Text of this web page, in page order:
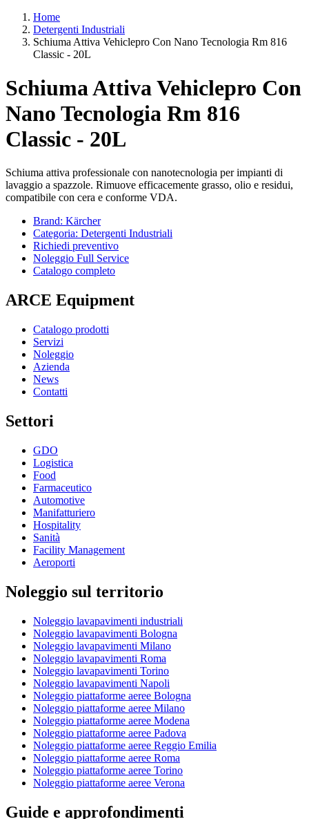
Home
Detergenti Industriali
Schiuma Attiva Vehiclepro Con Nano Tecnologia Rm 816
Classic - 20L
Schiuma Attiva Vehiclepro Con
Nano Tecnologia Rm 816
Classic - 20L
Schiuma attiva professionale con nanotecnologia per impianti di
lavaggio a spazzole. Rimuove efficacemente grasso, olio e residui,
compatibile con cera e conforme VDA.
Brand: Kärcher
Categoria: Detergenti Industriali
Richiedi preventivo
Noleggio Full Service
Catalogo completo
ARCE Equipment
Catalogo prodotti
Servizi
Noleggio
Azienda
News
Contatti
Settori
GDO
Logistica
Food
Farmaceutico
Automotive
Manifatturiero
Hospitality
Sanità
Facility Management
Aeroporti
Noleggio sul territorio
Noleggio lavapavimenti industriali
Noleggio lavapavimenti Bologna
Noleggio lavapavimenti Milano
Noleggio lavapavimenti Roma
Noleggio lavapavimenti Torino
Noleggio lavapavimenti Napoli
Noleggio piattaforme aeree Bologna
Noleggio piattaforme aeree Milano
Noleggio piattaforme aeree Modena
Noleggio piattaforme aeree Padova
Noleggio piattaforme aeree Reggio Emilia
Noleggio piattaforme aeree Roma
Noleggio piattaforme aeree Torino
Noleggio piattaforme aeree Verona
Guide e approfondimenti